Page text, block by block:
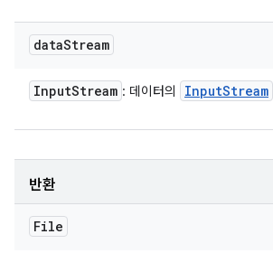
dataStream
InputStream : 데이터의 InputStream
반환
File